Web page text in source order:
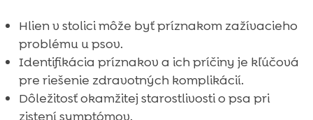
 Záver
FAQ
Hlien v stolici môže byť príznakom zažívacieho
problému u psov.
Identifikácia príznakov a ich príčiny je kľúčová
pre riešenie zdravotných komplikácií.
Dôležitosť okamžitej starostlivosti o psa pri
zistení symptómov.